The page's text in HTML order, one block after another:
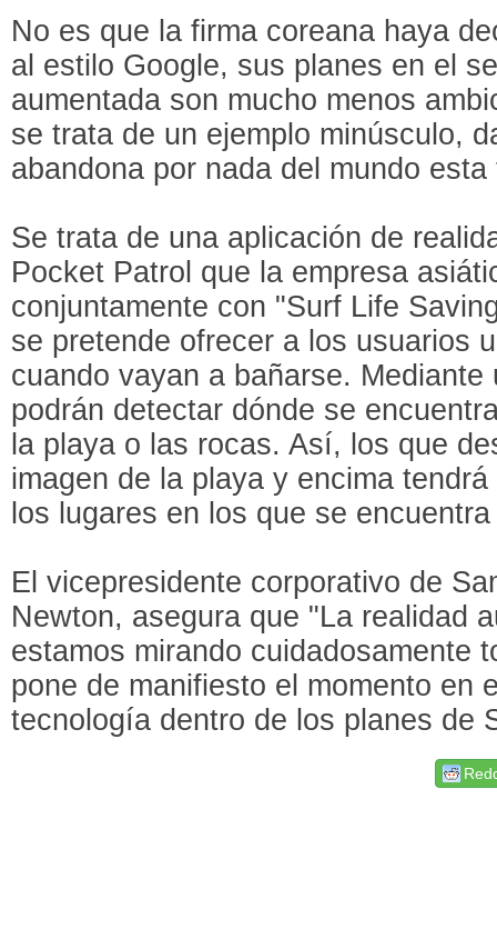
No es que la firma coreana haya
al estilo Google, sus planes en el
aumentada son mucho menos
se trata de un ejemplo minúsculo,
abandona por nada del mundo
Se trata de una aplicación de
Pocket Patrol que la empresa
conjuntamente con "Surf Life
se pretende ofrecer a los usuarios
cuando vayan a bañarse.
podrán detectar dónde se
la playa o las rocas. Así, los que
imagen de la playa y encima
los lugares en los que se
El vicepresidente corporativo de
Newton, asegura que "La realidad
estamos mirando cuidadosamente
pone de manifiesto el momento en
tecnología dentro de los planes de